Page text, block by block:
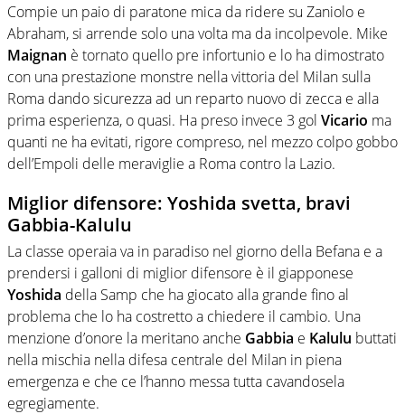
Compie un paio di paratone mica da ridere su Zaniolo e
Abraham, si arrende solo una volta ma da incolpevole. Mike
Maignan è tornato quello pre infortunio e lo ha dimostrato
con una prestazione monstre nella vittoria del Milan sulla
Roma dando sicurezza ad un reparto nuovo di zecca e alla
prima esperienza, o quasi. Ha preso invece 3 gol Vicario ma
quanti ne ha evitati, rigore compreso, nel mezzo colpo gobbo
dell’Empoli delle meraviglie a Roma contro la Lazio.
Miglior difensore: Yoshida svetta, bravi
Gabbia-Kalulu
La classe operaia va in paradiso nel giorno della Befana e a
prendersi i galloni di miglior difensore è il giapponese
Yoshida della Samp che ha giocato alla grande fino al
problema che lo ha costretto a chiedere il cambio. Una
menzione d’onore la meritano anche Gabbia e Kalulu buttati
nella mischia nella difesa centrale del Milan in piena
emergenza e che ce l’hanno messa tutta cavandosela
egregiamente.